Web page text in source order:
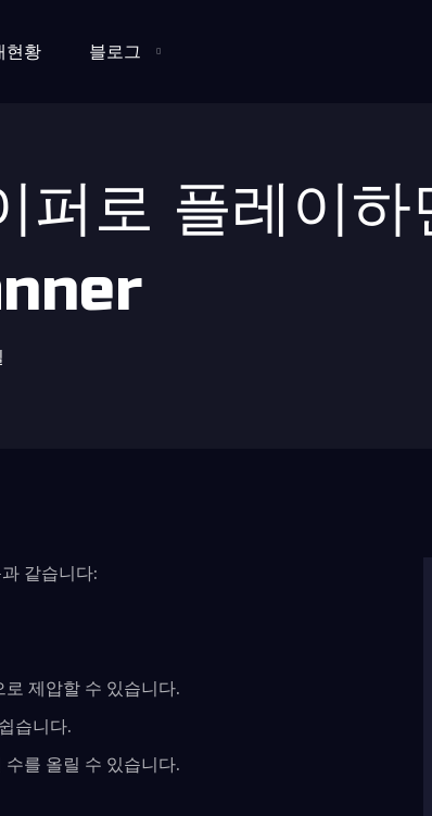
현황 블로그
퍼로 플레이하
같습니다:
제압할 수 있습니다.
습니다.
를 올릴 수 있습니다.